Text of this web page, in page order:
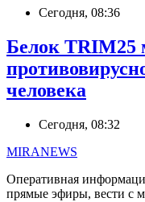
Сегодня, 08:36
Белок TRIM25
человека
Сегодня, 08:32
MIRANEWS
Оперативная
прямые эфиры, вести с